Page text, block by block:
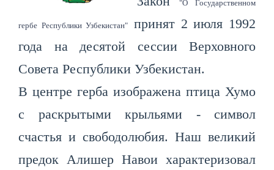
"О Государственном
гербе Республики Узбекистан"
принят 2 июля 1992
года на десятой сессии Верховного
Совета Республики Узбекистан.
В центре герба изображена птица Хумо
с раскрытыми крыльями - символ
счастья и свободолюбия. Наш великий
предок Алишер Навои характеризовал